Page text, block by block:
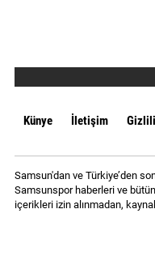
Künye İletişim
Samsun'dan ve Türkiye’den
Samsunspor haberleri ve
içerikleri izin alınmadan,